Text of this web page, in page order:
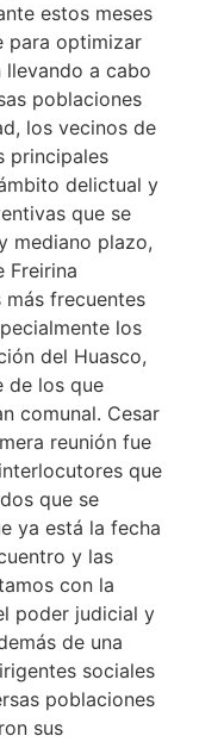
estos meses
para optimizar
llevando a cabo
poblaciones
los vecinos de
principales
delictual y
que se
mediano plazo,
Freirina
frecuentes
los
del Huasco,
de los que
comunal. Cesar
reunión fue
que
que se
ya está la fecha
y las
con la
poder judicial y
de una
sociales
poblaciones
sus